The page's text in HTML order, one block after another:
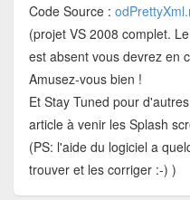
Code Source :
(projet VS 2008 complet.
est absent vous devrez en
Amusez-vous bien !
Et Stay Tuned pour
article à venir les Splash
(PS: l'aide du logiciel a
trouver et les corriger :-) )